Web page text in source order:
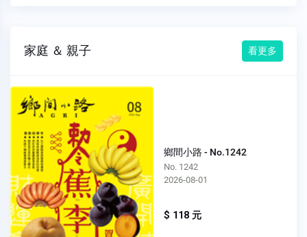
家庭 ＆ 親子 看更多
鄉間小路 - No.1242
No. 1242
2026-08-01
$ 118 元